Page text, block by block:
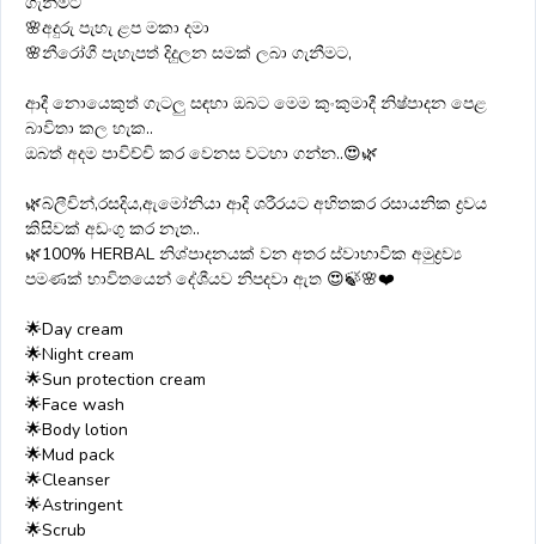
🌸අදුරු පැහැ ළප මකා දමා
🌸නීරෝගී පැහැපත් දිදුලන සමක් ලබා ගැනීමට,
ආදී නොයෙකුත් ගැටලු සඳහා ඔබට මෙම කුංකුමාදී නිෂ්පාදන පෙළ
බාවිතා කල හැක..
ඔබත් අදම පාවිච්චි කර වෙනස වටහා ගන්න..😍🌿
🌿බ්ලීචින්,රසදිය,ඇමෝනියා ආදි ශරීරයට අහිතකර රසායනික ද්‍රවය
කිසිවක් අඩංගු කර නැත..
🌿100% HERBAL නිශ්පාදනයක් වන අතර ස්වාභාවික අමුද්‍රව්‍ය
පමණක් භාවිතයෙන් දේශීයව නිපදවා ඇත 😍🍃🌸❤️
🌟Day cream
🌟Night cream
🌟Sun protection cream
🌟Face wash
🌟Body lotion
🌟Mud pack
🌟Cleanser
🌟Astringent
🌟Scrub